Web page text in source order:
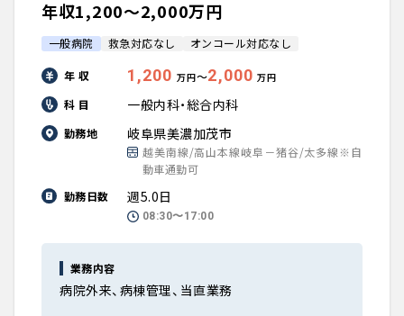
年収1,200〜2,000万円
一般病院 救急対応なし オンコール対応なし
年 収 1,200 万円〜2,000 万円
科 目 一般内科・総合内科
勤務地 岐阜県美濃加茂市
越美南線/高山本線岐阜－猪谷/太多線※自
動車通勤可
勤務日数
週5.0日
08:30〜17:00
業務内容
病院外来、病棟管理、当直業務